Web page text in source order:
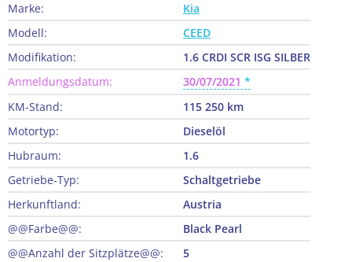
Marke:
Kia
Modell:
CEED
Modifikation:
1.6 CRDI SCR ISG SILBER
Anmeldungsdatum:
30/07/2021
KM-Stand:
115 250 km
Motortyp:
Dieselöl
Hubraum:
1.6
Getriebe-Typ:
Schaltgetriebe
Herkunftland:
Austria
@@Farbe@@:
Black Pearl
@@Anzahl der Sitzplätze@@:
5